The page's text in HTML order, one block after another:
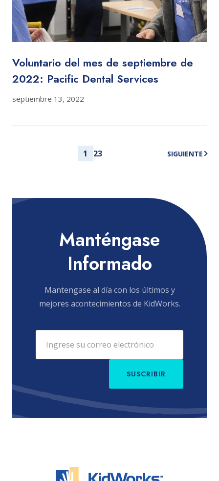
Voluntario del mes de septiembre de
2022: Pacific Dental Services
septiembre 13, 2022
1 23 SIGUIENTE
Manténgase
Informado
Mantengase al día con los últimos y
mejores acontecimientos de KidWorks.
SUSCRIBIR